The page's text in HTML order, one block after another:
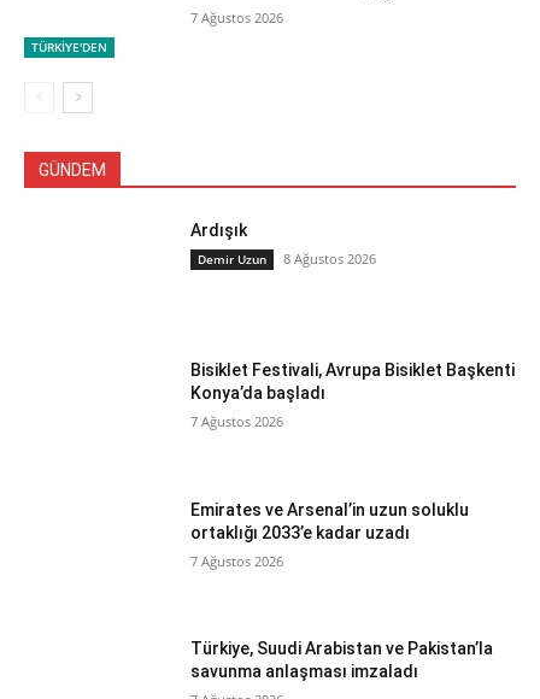
TÜRKİYE'DEN
7 Ağustos 2026
GÜNDEM
Ardışık
Demir Uzun 8 Ağustos 2026
Bisiklet Festivali, Avrupa Bisiklet Başkenti
Konya’da başladı
7 Ağustos 2026
Emirates ve Arsenal’in uzun soluklu
ortaklığı 2033’e kadar uzadı
7 Ağustos 2026
Türkiye, Suudi Arabistan ve Pakistan’la
savunma anlaşması imzaladı